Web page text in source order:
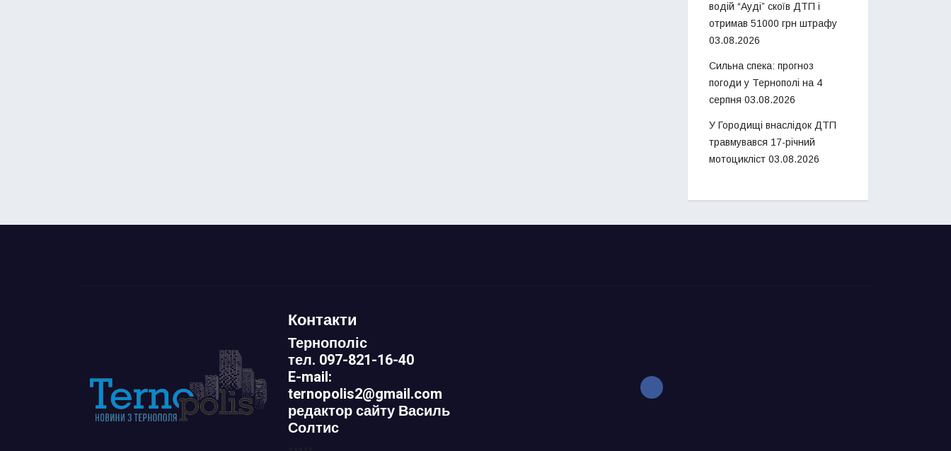
водій “Ауді” скоїв ДТП і
отримав 51000 грн штрафу
03.08.2026
Сильна спека: прогноз
погоди у Тернополі на 4
серпня 03.08.2026
У Городищі внаслідок ДТП
травмувався 17-річний
мотоцикліст 03.08.2026
Контакти
Тернополіс
тел. 097-821-16-40
E-mail:
ternopolis2@gmail.com
редактор сайту Василь
Солтис